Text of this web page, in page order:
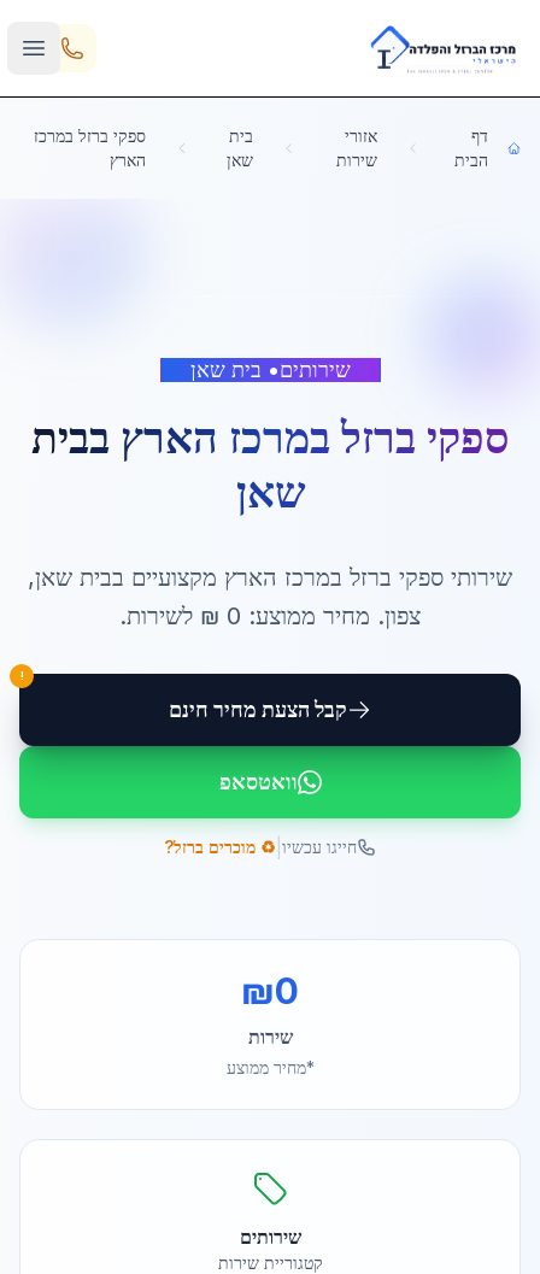
Skip to main content
דף
הבית
אזורי
שירות
בית
שאן
ספקי ברזל במרכז
הארץ
שירותים• בית שאן
ספקי ברזל במרכז הארץ בבית
שאן
שירותי ספקי ברזל במרכז הארץ מקצועיים בבית שאן,
צפון. מחיר ממוצע: 0 ₪ לשירות.
קבל הצעת מחיר חינם
!
וואטסאפ
חייגו עכשיו ♻️ מוכרים ברזל?
₪0
שירות
*מחיר ממוצע
שירותים
קטגוריית שירות